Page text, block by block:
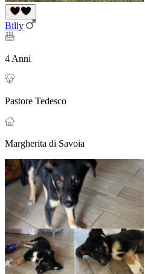
Billy
4 Anni
Pastore Tedesco
Margherita di Savoia